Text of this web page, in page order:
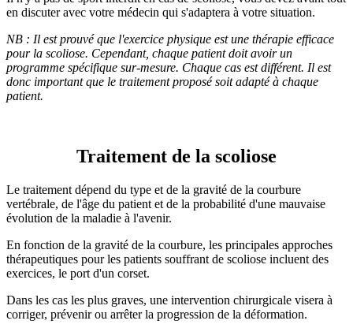
en discuter avec votre médecin qui s'adaptera à votre situation.
NB : Il est prouvé que l'exercice physique est une thérapie efficace
pour la scoliose. Cependant, chaque patient doit avoir un
programme spécifique sur-mesure. Chaque cas est différent. Il est
donc important que le traitement proposé soit adapté à chaque
patient.
Traitement de la scoliose
Le traitement dépend du type et de la gravité de la courbure
vertébrale, de l'âge du patient et de la probabilité d'une mauvaise
évolution de la maladie à l'avenir.
En fonction de la gravité de la courbure, les principales approches
thérapeutiques pour les patients souffrant de scoliose incluent des
exercices, le port d'un corset.
Dans les cas les plus graves, une intervention chirurgicale visera à
corriger, prévenir ou arrêter la progression de la déformation.